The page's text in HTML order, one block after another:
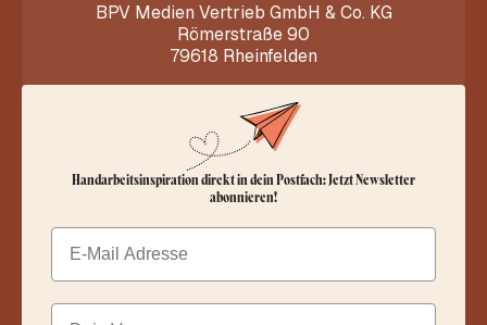
BPV Medien Vertrieb GmbH & Co. KG
Römerstraße 90
79618 Rheinfelden
Handarbeitsinspiration direkt in dein Postfach: Jetzt Newsletter
abonnieren!
Email
Dein Vorname